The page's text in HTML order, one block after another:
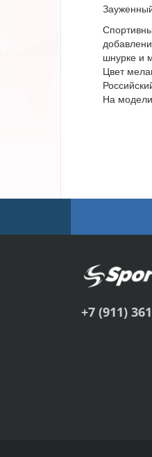
шнурке и
Цвет
На
+7 (911)